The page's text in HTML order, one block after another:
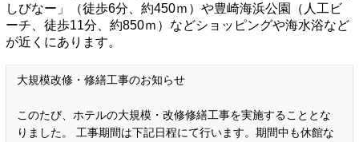
しびなー」（徒歩6分、約450ｍ）や豊崎海浜公園（人工ビ
ーチ、徒歩11分、約850ｍ）などショッピングや海水浴など
が近くにあります。
大規模改修・修繕工事のお知らせ
このたび、ホテルの大規模・改修修繕工事を実施することとな
りました。 工事期間は下記日程にて行います。期間中も休館な